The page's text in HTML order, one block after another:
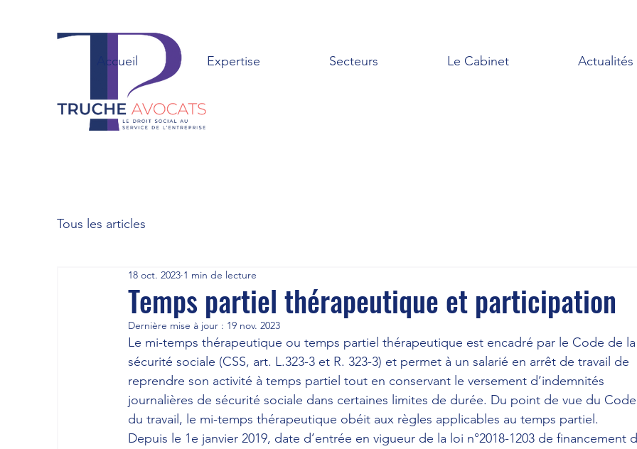
Accueil Expertise Secteurs Le Cabinet Actualités
Tous les articles
Temps partiel thérapeutique et participation
18 oct. 2023 1 min de lecture
Dernière mise à jour : 19 nov. 2023
Le mi-temps thérapeutique ou temps partiel thérapeutique est encadré par le Code de
sécurité sociale (CSS, art. L.323-3 et R. 323-3) et permet à un salarié en arrêt de travail de
reprendre son activité à temps partiel tout en conservant le versement d’indemnités
journalières de sécurité sociale dans certaines limites de durée. Du point de vue du
du travail, le mi-temps thérapeutique obéit aux règles applicables au temps partiel.
Depuis le 1e janvier 2019, date d’entrée en vigueur de la loi n°2018-1203 de financement